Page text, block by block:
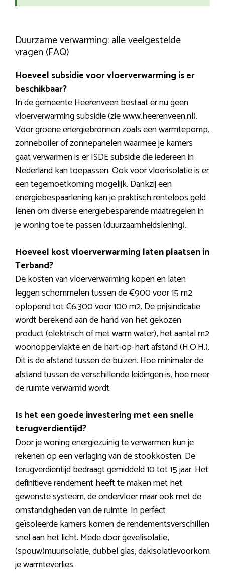
Duurzame verwarming: alle veelgestelde
vragen (FAQ)
Hoeveel subsidie voor vloerverwarming is er
beschikbaar?
In de gemeente Heerenveen bestaat er nu geen
vloerverwarming subsidie (zie www.heerenveen.nl).
Voor groene energiebronnen zoals een warmtepomp,
zonneboiler of zonnepanelen waarmee je kamers
gaat verwarmen is er ISDE subsidie die iedereen in
Nederland kan toepassen. Ook voor vloerisolatie is er
een tegemoetkoming mogelijk. Dankzij een
energiebespaarlening kan je praktisch renteloos geld
lenen om diverse energiebesparende maatregelen in
je woning toe te passen (duurzaamheidslening).
Hoeveel kost vloerverwarming laten plaatsen in
Terband?
De kosten van vloerverwarming kopen en laten
leggen schommelen tussen de €900 voor 15 m2
oplopend tot €6.300 voor 100 m2. De prijsindicatie
wordt berekend aan de hand van het gekozen
product (elektrisch of met warm water), het aantal m2
woonoppervlakte en de hart-op-hart afstand (H.O.H.).
Dit is de afstand tussen de buizen. Hoe minimaler de
afstand tussen de verschillende leidingen is, hoe meer
de ruimte verwarmd wordt.
Is het een goede investering met een snelle
terugverdientijd?
Door je woning energiezuinig te verwarmen kun je
rekenen op een verlaging van de stookkosten. De
terugverdientijd bedraagt gemiddeld 10 tot 15 jaar. Het
definitieve rendement heeft te maken met het
gewenste systeem, de ondervloer maar ook met de
omstandigheden van de ruimte. In perfect
geïsoleerde kamers komen de rendementsverschillen
snel aan het licht. Mede door gevelisolatie,
(spouw)muurisolatie, dubbel glas, dakisolatievoorkom
je warmteverlies.